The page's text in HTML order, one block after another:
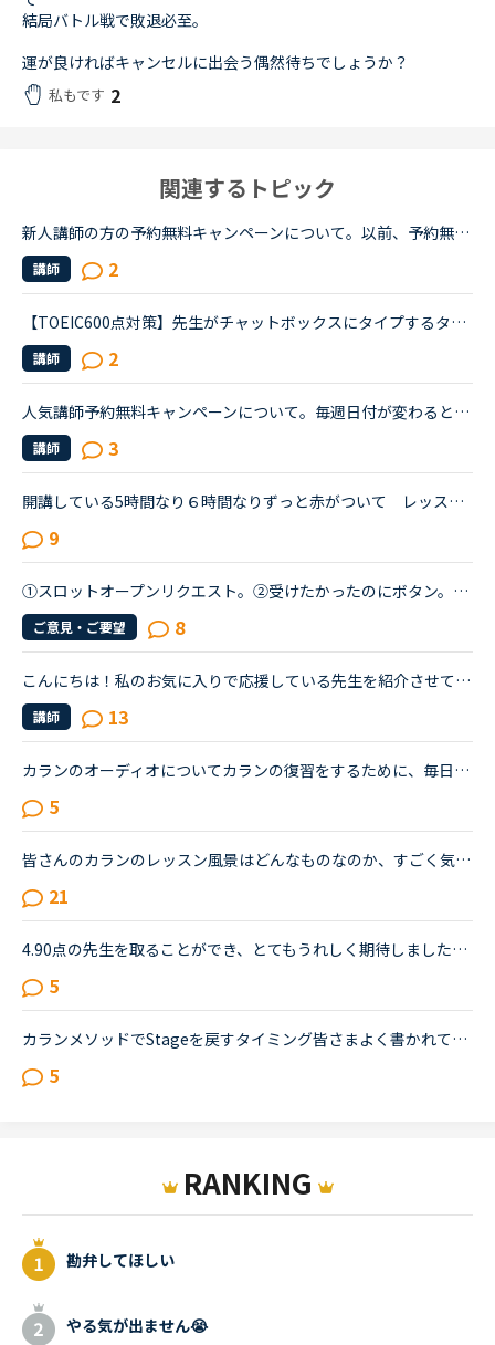
結局バトル戦で敗退必至。
運が良ければキャンセルに出会う偶然待ちでしょうか？
私もです 2
関連するトピック
新人講師の方の予約無料キャンペーンについて。以前、予約無料で、何度か授業をとって、とても教え方のうまい先生だったので、また受けたいと思っています。ですが、いつも予約するとなると、かなりコストがかか...
講師 2
【TOEIC600点対策】先生がチャットボックスにタイプするタイミングが教材の手順と合わない場合、みなさんは先生に言ってますか？TOEIC600点対策のPart2をやったことある人にしか伝わらないかもしれないのですが、...
講師 2
人気講師予約無料キャンペーンについて。毎週日付が変わるとともにすぐページに飛んでチェックしていますが、数名の講師の予約スロットにしか赤い二重丸(またはバツ)が表示されません。何人かの講師をチェックし...
講師 3
開講している5時間なり６時間なりずっと赤がついて レッスン中 が続く人気講師のレッスンを予約なしで取る秘訣があったらどなたか教えてください。何人かいますが私が見る限り午前中のCarla講師とか夜間のFeb講...
9
①スロットオープンリクエスト。②受けたかったのにボタン。③マンツーが良かったボタン。てのはどうでしょう？
ご意見・ご要望 8
こんにちは！私のお気に入りで応援している先生を紹介させてください。フィリピン人の女性の先生二人で、ウェンディー(Wendy)先生(41歳)とベラ(Bella)先生(41歳)です。私はもっぱらﾌﾘｰﾄｰｸで受講しているのですが...
講師 13
カランのオーディオについてカランの復習をするために、毎日電子ブックのオーディオを聴いているのですが、レッスンの途中から復習したい場合には皆さんどうされていますか？早送りや巻き戻しって、&lt;&lt; や &...
5
皆さんのカランのレッスン風景はどんなものなのか、すごく気になってます。私は間もなくカランstage6に入るものです。毎日1〜2レッスンのカランを受けています。超高速の先生に当たった時や、復習してたのに全然...
21
4.90点の先生を取ることができ、とてもうれしく期待しました。ですが、レッスン中ずっとタイピングをしているので、気になってしまいレッスンに集中できませんでした。こちらが回答に詰まっていても、いつまでも...
5
カランメソッドでStageを戻すタイミング皆さまよく書かれてるstage5で難易度が上がる件ですが、やっぱり私もひっかかりましたstage2から始めてstage4中盤まではすいすい行けたのですがだんだんきつくなって、今あ...
5
RANKING
勘弁してほしい
やる気が出ません😭